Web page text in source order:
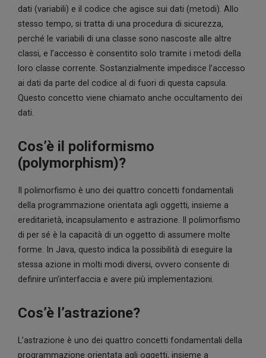
dati (variabili) e il codice che agisce sui dati (metodi). Allo
stesso tempo, si tratta di una procedura di sicurezza,
perché le variabili di una classe sono nascoste alle altre
classi, e l’accesso è consentito solo tramite i metodi della
loro classe corrente. Sostanzialmente impedisce l’accesso
ai dati da parte del codice al di fuori di questa capsula.
Questo concetto viene chiamato anche occultamento dei
dati.
Cos’è il poliformismo
(polymorphism)?
Il polimorfismo è uno dei quattro concetti fondamentali
della programmazione orientata agli oggetti, insieme a
ereditarietà, incapsulamento e astrazione. Il polimorfismo
di per sé è la capacità di un oggetto di assumere molte
forme. In Java, questo indica la possibilità di eseguire la
stessa azione in molti modi diversi, ovvero consente di
definire un’interfaccia e avere più implementazioni.
Cos’è l’astrazione?
L’astrazione è uno dei quattro concetti fondamentali della
programmazione orientata agli oggetti, insieme a